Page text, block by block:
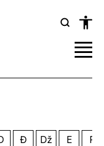
Đ Dž E F